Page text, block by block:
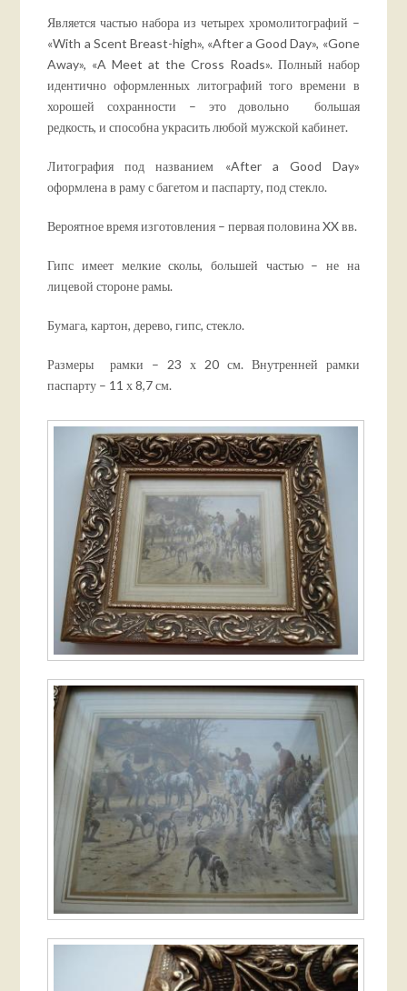
Является частью набора из четырех хромолитографий –
«With a Scent Breast-high», «After a Good Day», «Gone
Away», «A Meet at the Cross Roads». Полный набор
идентично оформленных литографий того времени в
хорошей сохранности – это довольно большая
редкость, и способна украсить любой мужской кабинет.
Литография под названием «After a Good Day»
оформлена в раму с багетом и паспарту, под стекло.
Вероятное время изготовления – первая половина XX вв.
Гипс имеет мелкие сколы, большей частью – не на
лицевой стороне рамы.
Бумага, картон, дерево, гипс, стекло.
Размеры рамки – 23 х 20 см. Внутренней рамки
паспарту – 11 х 8,7 см.